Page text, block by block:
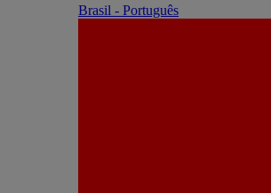
Brasil - Português